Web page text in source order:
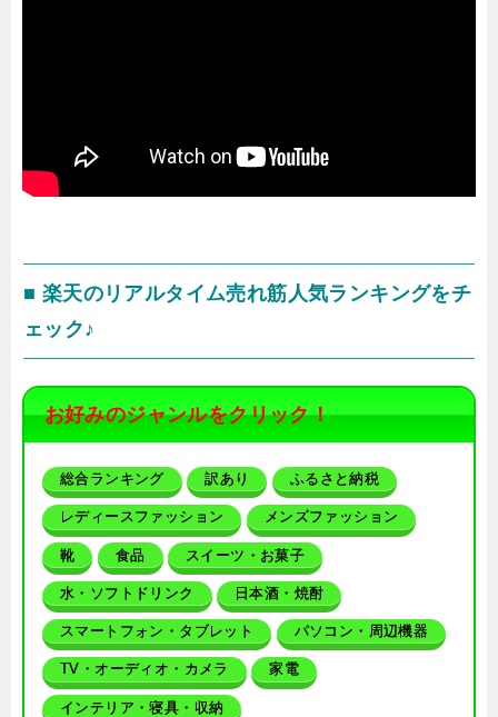
■ 楽天のリアルタイム売れ筋人気ランキングをチ
ェック♪
お好みのジャンルをクリック！
総合ランキング 訳あり ふるさと納税
レディースファッション メンズファッション
靴 食品 スイーツ・お菓子
水・ソフトドリンク 日本酒・焼酎
スマートフォン・タブレット パソコン・周辺機器
TV・オーディオ・カメラ 家電
インテリア・寝具・収納